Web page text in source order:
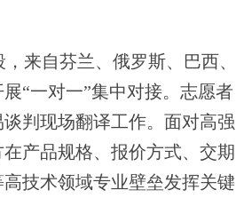
来自芬兰、俄罗斯、巴西、
“一对一”集中对接。志愿者
判现场翻译工作。面对高强
产品规格、报价方式、交期
技术领域专业壁垒发挥关键